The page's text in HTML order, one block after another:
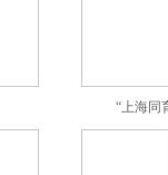
“上海同